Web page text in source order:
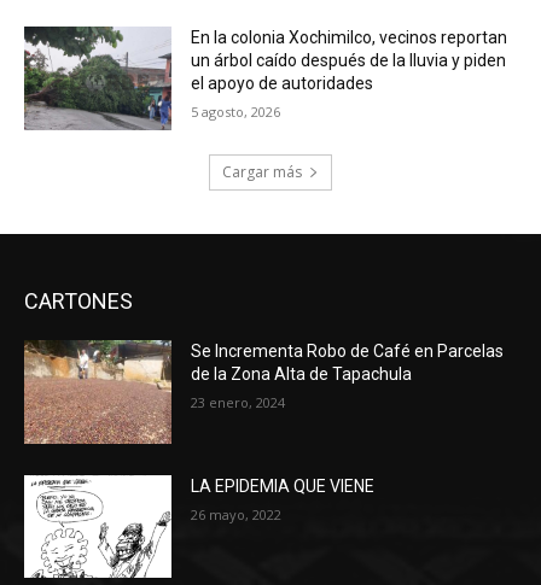
En la colonia Xochimilco, vecinos reportan
un árbol caído después de la lluvia y piden
el apoyo de autoridades
5 agosto, 2026
Cargar más
CARTONES
Se Incrementa Robo de Café en Parcelas
de la Zona Alta de Tapachula
23 enero, 2024
LA EPIDEMIA QUE VIENE
26 mayo, 2022